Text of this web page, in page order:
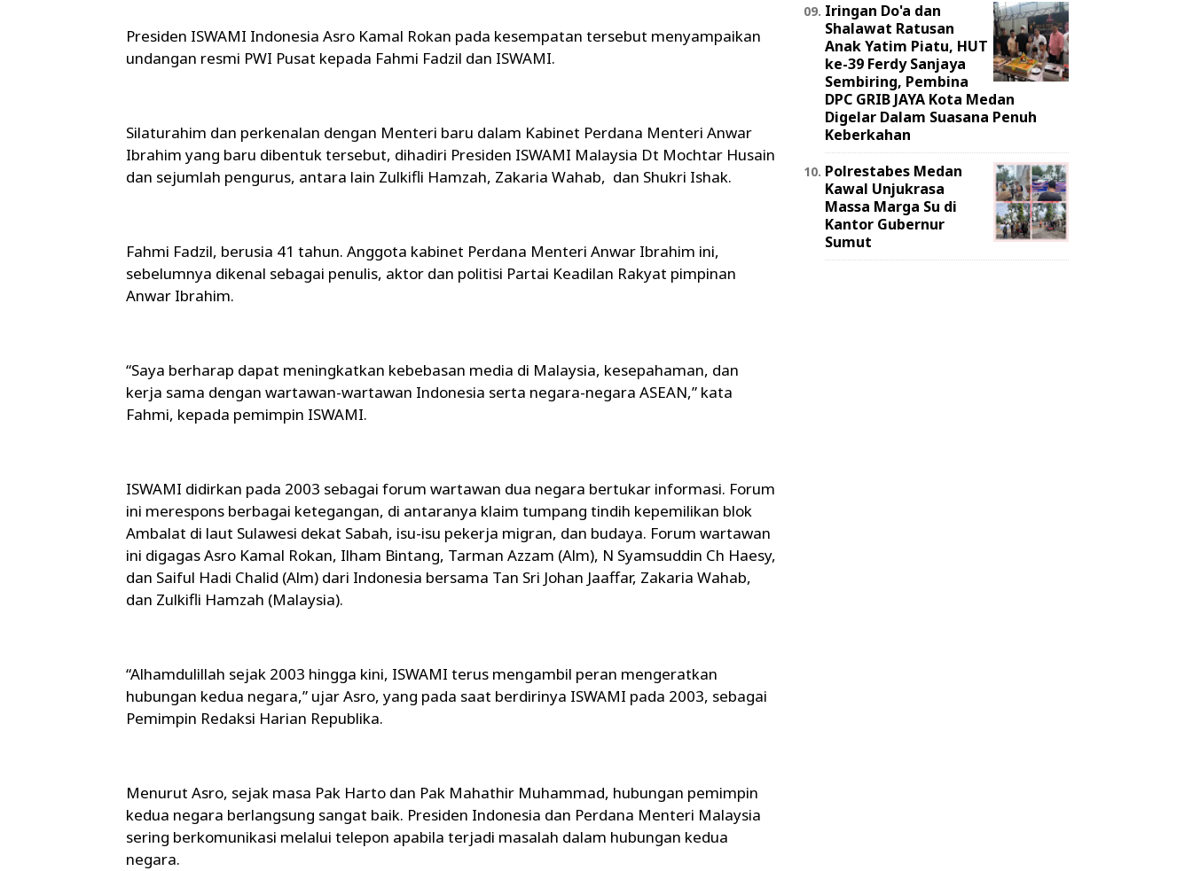
Presiden ISWAMI Indonesia Asro Kamal Rokan pada kesempatan tersebut menyampaikan
undangan resmi PWI Pusat kepada Fahmi Fadzil dan ISWAMI.
Silaturahim dan perkenalan dengan Menteri baru dalam Kabinet Perdana Menteri Anwar
Ibrahim yang baru dibentuk tersebut, dihadiri Presiden ISWAMI Malaysia Dt Mochtar Husain
dan sejumlah pengurus, antara lain Zulkifli Hamzah, Zakaria Wahab, dan Shukri Ishak.
Fahmi Fadzil, berusia 41 tahun. Anggota kabinet Perdana Menteri Anwar Ibrahim ini,
sebelumnya dikenal sebagai penulis, aktor dan politisi Partai Keadilan Rakyat pimpinan
Anwar Ibrahim.
“Saya berharap dapat meningkatkan kebebasan media di Malaysia, kesepahaman, dan
kerja sama dengan wartawan-wartawan Indonesia serta negara-negara ASEAN,” kata
Fahmi, kepada pemimpin ISWAMI.
ISWAMI didirkan pada 2003 sebagai forum wartawan dua negara bertukar informasi. Forum
ini merespons berbagai ketegangan, di antaranya klaim tumpang tindih kepemilikan blok
Ambalat di laut Sulawesi dekat Sabah, isu-isu pekerja migran, dan budaya. Forum wartawan
ini digagas Asro Kamal Rokan, Ilham Bintang, Tarman Azzam (Alm), N Syamsuddin Ch Haesy,
dan Saiful Hadi Chalid (Alm) dari Indonesia bersama Tan Sri Johan Jaaffar, Zakaria Wahab,
dan Zulkifli Hamzah (Malaysia).
“Alhamdulillah sejak 2003 hingga kini, ISWAMI terus mengambil peran mengeratkan
hubungan kedua negara,” ujar Asro, yang pada saat berdirinya ISWAMI pada 2003, sebagai
Pemimpin Redaksi Harian Republika.
Menurut Asro, sejak masa Pak Harto dan Pak Mahathir Muhammad, hubungan pemimpin
kedua negara berlangsung sangat baik. Presiden Indonesia dan Perdana Menteri Malaysia
sering berkomunikasi melalui telepon apabila terjadi masalah dalam hubungan kedua
negara.
Iringan Do'a dan
Shalawat Ratusan
Anak Yatim Piatu, HUT
ke-39 Ferdy Sanjaya
Sembiring, Pembina
DPC GRIB JAYA Kota Medan
Digelar Dalam Suasana Penuh
Keberkahan
Polrestabes Medan
Kawal Unjukrasa
Massa Marga Su di
Kantor Gubernur
Sumut